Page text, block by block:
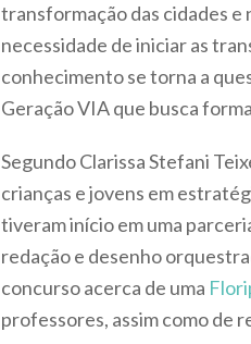
transformação das cidades
necessidade de iniciar as
conhecimento se torna a
Geração VIA que busca
Segundo Clarissa Stefani
crianças e jovens em
tiveram início em uma
redação e desenho
concurso acerca de uma
professores, assim como de